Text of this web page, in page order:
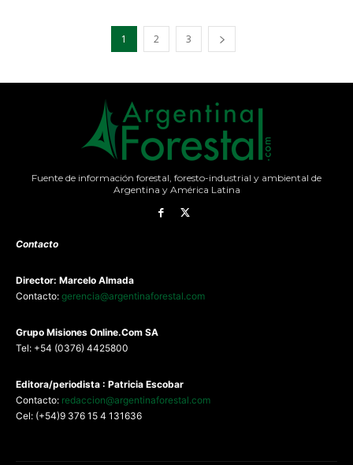
1 2 3
Fuente de información forestal, foresto-industrial y ambiental de
Argentina y América Latina
Contacto
Director: Marcelo Almada
Contacto: gerencia@argentinaforestal.com
Grupo Misiones Online.Com SA
Tel: +54 (0376) 4425800
Editora/periodista : Patricia Escobar
Contacto: redaccion@argentinaforestal.com
Cel: (+54)9 376 15 4 131636